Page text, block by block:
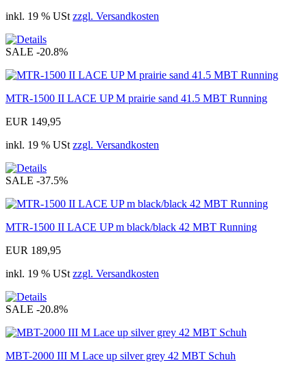
inkl. 19 % USt zzgl. Versandkosten
SALE -20.8%
MTR-1500 II LACE UP M prairie sand 41.5 MBT Running
EUR 149,95
inkl. 19 % USt zzgl. Versandkosten
SALE -37.5%
MTR-1500 II LACE UP m black/black 42 MBT Running
EUR 189,95
inkl. 19 % USt zzgl. Versandkosten
SALE -20.8%
MBT-2000 III M Lace up silver grey 42 MBT Schuh